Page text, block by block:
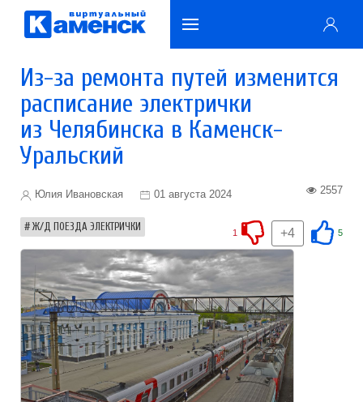
Из-за ремонта путей изменится
расписание электрички
из Челябинска в Каменск-
Уральский
Юлия Ивановская 01 августа 2024 2557
Ж/Д ПОЕЗДА ЭЛЕКТРИЧКИ 5
+4
1